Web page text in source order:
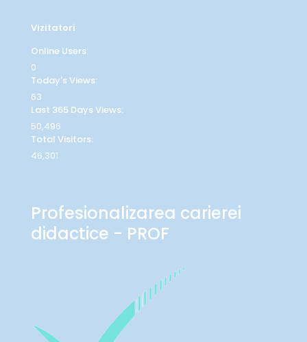
Vizitatori
Online Users:
0
Today's Views:
63
Last 365 Days Views:
50,496
Total Visitors:
46,301
Profesionalizarea carierei
didactice - PROF